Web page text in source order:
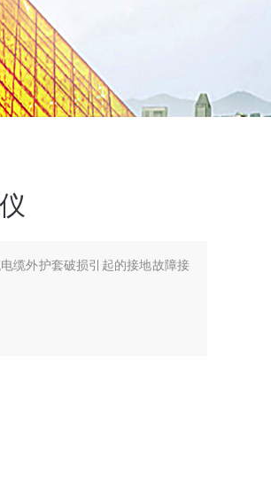
缆外护套破损引起的接地故障接